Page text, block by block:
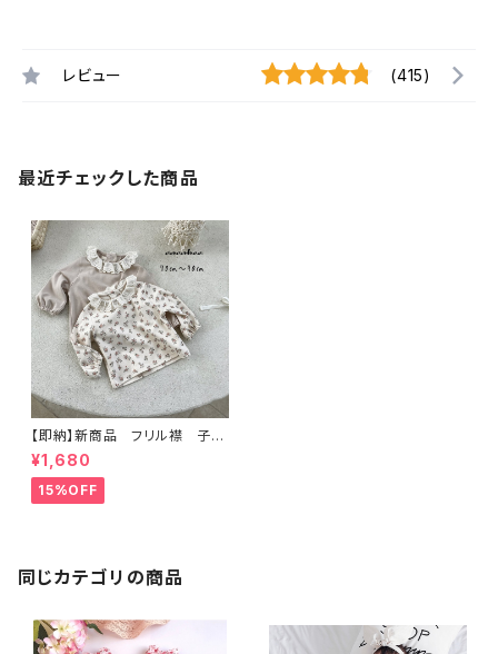
レビュー (415)
最近チェックした商品
【即納】新商品 フリル襟 子供
トップス ロンT お花柄 女
の子長袖トップス 海外子供
服 韓国子供服
¥1,680
15%OFF
同じカテゴリの商品